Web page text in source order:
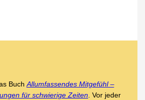
BuchAllumfassendes Mitgefühl –
für schwierige Zeiten. Vor jeder